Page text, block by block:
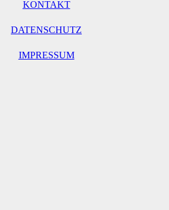
KONTAKT
DATENSCHUTZ
IMPRESSUM